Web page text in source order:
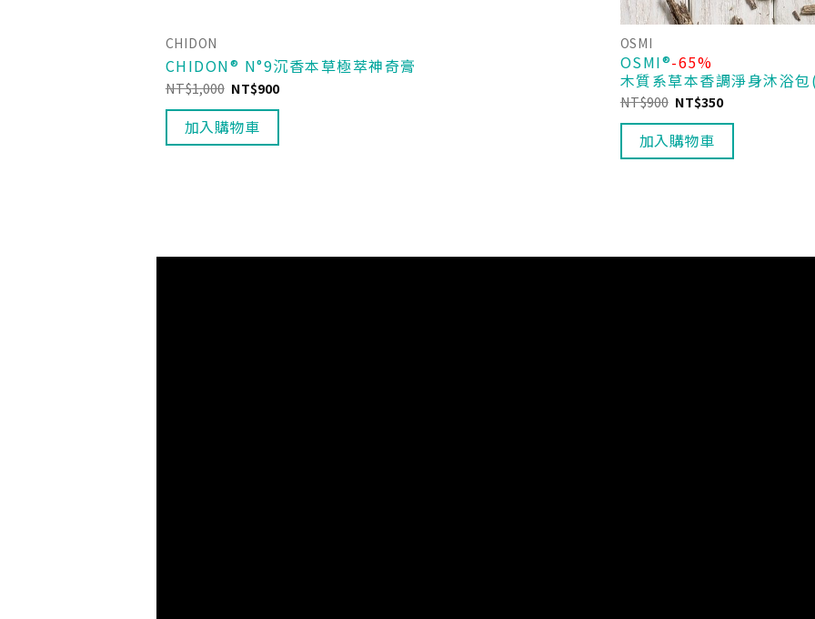
CHIDON
CHIDON® N°9沉香本草極萃神奇膏
NT$1,000 NT$900
加入購物車
OSMI
OSMI®-65%
木質系草本香調淨身沐浴
NT$900 NT$350
加入購物車